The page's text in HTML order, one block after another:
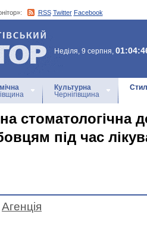
RSS Twitter Facebook
Неділя, 9 серпня,
Культурна
Чернігівщина
стоматологічна
під час
Агенцiя